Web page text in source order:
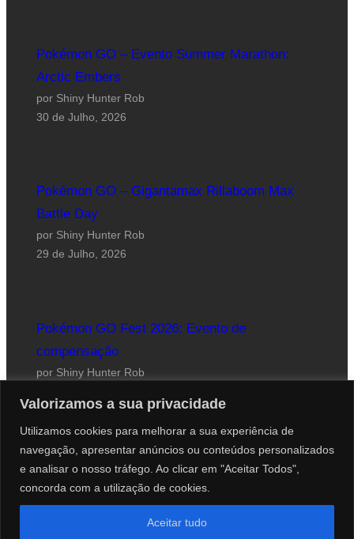
Valorizamos a sua privacidade
Utilizamos cookies para melhorar a sua experiência de
navegação, apresentar anúncios ou conteúdos personalizados
e analisar o nosso tráfego. Ao clicar em "Aceitar Todos",
concorda com a utilização de cookies.
Aceitar tudo
Pokémon GO – Evento Summer Marathon:
Arctic Embers
por Shiny Hunter Rob
30 de Julho, 2026
Pokémon GO – Gigantamax Rillaboom Max
Battle Day
por Shiny Hunter Rob
29 de Julho, 2026
Pokémon GO Fest 2026: Evento de
compensação
por Shiny Hunter Rob
Website desenhado por Roberto Coutinho